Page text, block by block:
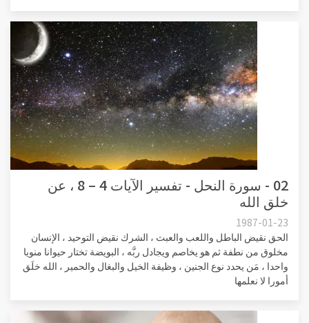
02 - سورة النحل - تفسير الآيات 4 – 8 ، عن
خلق الله
1987-01-23
الحق نقيض الباطل واللعب والعبث ، الشرك نقيض التوحيد ، الإنسان
مخلوق من نطفة ثم هو يخاصم ويجادل ربَّه ، البويضة تختار حيوانا منويا
واحدا ، مَن يحدد نوع الجنين ، وظيفة الخيل والبغال والحمير ، الله خلَق
أمورا لا نعلمها